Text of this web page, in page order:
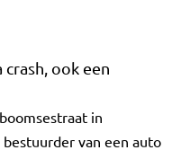
ook een
in
van een auto